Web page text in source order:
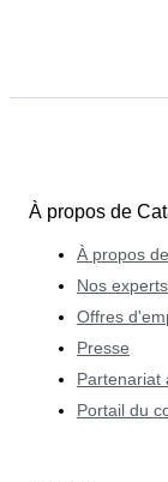
À propos de
À propos
Nos experts
Offres
Presse
Partenariat
Portail du